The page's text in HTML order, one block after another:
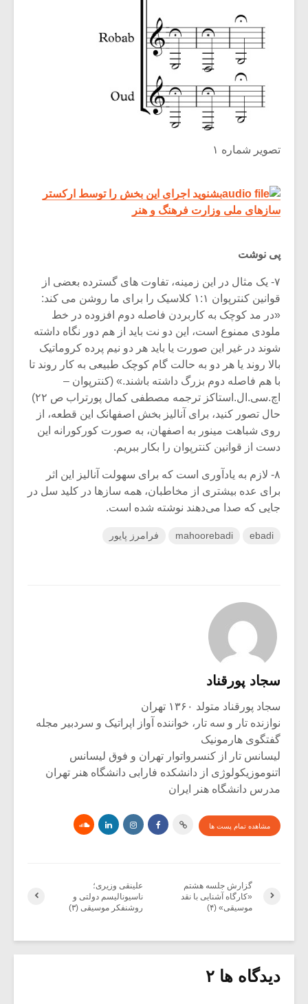
تصویر شماره ۱
بشنوید اجرای این بخش را توسط ارکستر
سازهای ملی وزارت فرهنگ و هنر
پی نوشت
۷- یک مثال در این زمینه، تفاوت های گسترده بعضی از
قوانین کنترپوان ۱:۱ کلاسیک را برای ما روشن می کند:
«در مد کوچک به کاربردن فاصله دوم افزوده در خط
ملودی ممنوع است، این دو نت باید از هم دور نگاه داشته
شوند در غیر این صورت یا باید هر دو نیم پرده کروماتیک
بالا روند یا هر دو به حالت گام کوچک طبیعی به کار روند تا
با هم فاصله دوم بزرگ داشته باشند.» (کنترپوان –
اچ.سی.ال.استاکز ترجمه مصطفی کمال پورتراب ص ۲۲)
حال تصور کنید، برای آنالیز بخش اصفهانک این قطعه، از
روی شباهت مینور به اصفهان، به صورت کورکورانه این
دست از قوانین کنترپوان را بکار ببریم.
۸- لازم به یادآوری است که برای سهولت آنالیز این اثر
برای عده بیشتری از مخاطبان، همه سازها در کلید سل در
جایی که صدا می‌دهند نوشته شده است.
ebadi
mahoorebadi فرامرز پایور
سجاد پورقناد
سجاد پورقناد متولد ۱۳۶۰ تهران
نوازنده تار و سه تار، خواننده آواز اپراتیک و سردبیر مجله
گفتگوی هارمونیک
لیسانس تار از کنسرواتوار تهران و فوق لیسانس
اتنوموزیکولوژی از دانشکده فارابی دانشگاه هنر تهران
مدرس دانشگاه هنر ایران
مشاهده تمام پست ها
علینقی وزیری؛
ناسیونالیسم دولتی و
روشنفکر موسیقی (۳)
گزارش جلسه هشتم
«کارگاه آشنایی با نقد
موسیقی» (۴)
دیدگاه ها ۲